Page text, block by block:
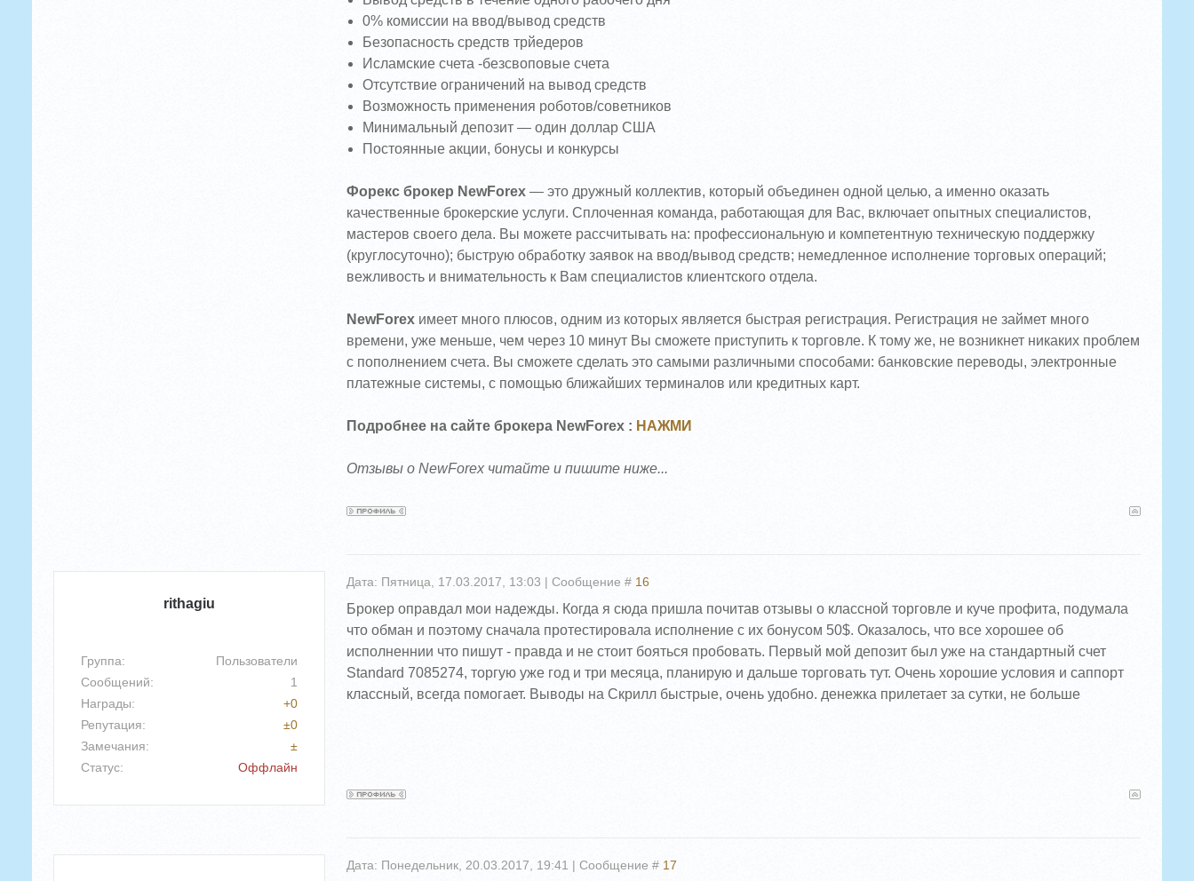
0% комиссии на ввод/вывод средств
Безопасность средств трйедеров
Исламские счета -безсвоповые счета
Отсутствие ограничений на вывод средств
Возможность применения роботов/советников
Минимальный депозит — один доллар США
Постоянные акции, бонусы и конкурсы
Форекс брокер NewForex — это дружный коллектив, который объединен одной целью, а именно оказать
качественные брокерские услуги. Сплоченная команда, работающая для Вас, включает опытных специалистов,
мастеров своего дела. Вы можете рассчитывать на: профессиональную и компетентную техническую поддержку
(круглосуточно); быструю обработку заявок на ввод/вывод средств; немедленное исполнение торговых операций;
вежливость и внимательность к Вам специалистов клиентского отдела.
NewForex имеет много плюсов, одним из которых является быстрая регистрация. Регистрация не займет много
времени, уже меньше, чем через 10 минут Вы сможете приступить к торговле. К тому же, не возникнет никаких проблем
с пополнением счета. Вы сможете сделать это самыми различными способами: банковские переводы, электронные
платежные системы, с помощью ближайших терминалов или кредитных карт.
Подробнее на сайте брокера NewForex : НАЖМИ
Отзывы о NewForex читайте и пишите ниже...
rithagiu
Дата: Пятница, 17.03.2017, 13:03 | Сообщение # 16
Группа: Пользователи
Сообщений: 1
Награды:
0
+
Репутация:
0
±
Замечания:
±
Статус:
Оффлайн
Брокер оправдал мои надежды. Когда я сюда пришла почитав отзывы о классной торговле и куче профита, подумала
что обман и поэтому сначала протестировала исполнение с их бонусом 50$. Оказалось, что все хорошее об
исполненнии что пишут - правда и не стоит бояться пробовать. Первый мой депозит был уже на стандартный счет
Standard 7085274, торгую уже год и три месяца, планирую и дальше торговать тут. Очень хорошие условия и саппорт
классный, всегда помогает. Выводы на Скрилл быстрые, очень удобно. денежка прилетает за сутки, не больше
Дата: Понедельник, 20.03.2017, 19:41 | Сообщение # 17